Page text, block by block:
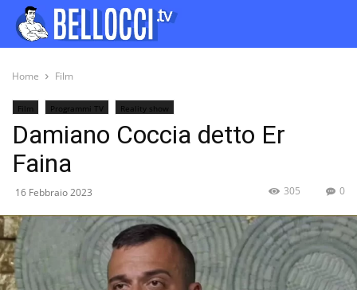
Home Film
Film Programmi TV Reality show
Damiano Coccia detto Er
Faina
16 Febbraio 2023 0
305